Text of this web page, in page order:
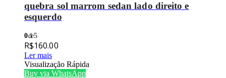
quebra sol marrom sedan lado direito e
esquerdo
0de 5
R$160.00
Ler mais
Visualização Rápida
Buy via WhatsApp